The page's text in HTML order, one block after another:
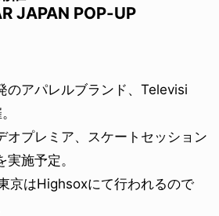
JAPAN POP-UP
のアパレルブランド、Televisi
オプレミア、スケートセッション
施予定。
京はHighsoxにて行われるので